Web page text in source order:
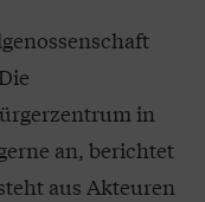
in
an, berichtet
aus Akteuren